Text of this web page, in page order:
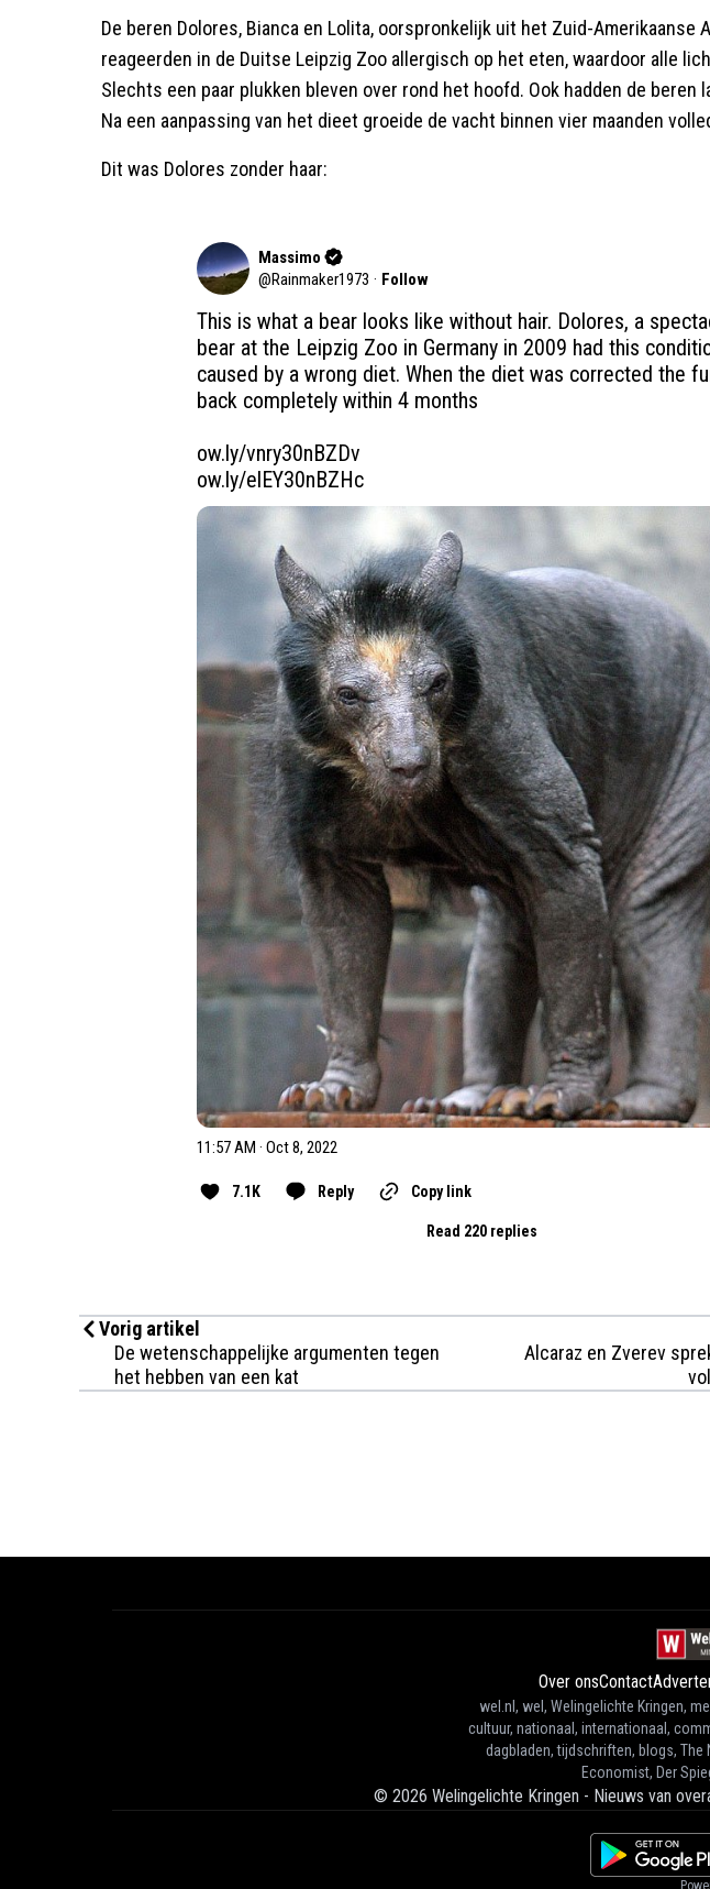
De beren Dolores, Bianca en Lolita, oorspronkelijk uit het Zuid-Amerikaanse
reageerden in de Duitse Leipzig Zoo allergisch op het eten, waardoor alle
Slechts een paar plukken bleven over rond het hoofd. Ook hadden de beren
Na een aanpassing van het dieet groeide de vacht binnen vier maanden
Dit was Dolores zonder haar:
Massimo
@Rainmaker1973 · Follow
This is what a bear looks like without hair. Dolores, a
bear at the Leipzig Zoo in Germany in 2009 had this
caused by a wrong diet. When the diet was corrected the
back completely within 4 months
ow.ly/vnry30nBZDv
ow.ly/elEY30nBZHc
11:57 AM · Oct 8, 2022
7.1K Reply Copy link
Read 220 replies
Vorig artikel
De wetenschappelijke argumenten tegen
het hebben van een kat
Alcaraz en Zverev
Over onsContact
wel.nl, wel, Welingelichte Kringen,
cultuur, nationaal, internationaal,
dagbladen, tijdschriften, blogs, The
Economist, Der
© 2026 Welingelichte Kringen - Nieuws van